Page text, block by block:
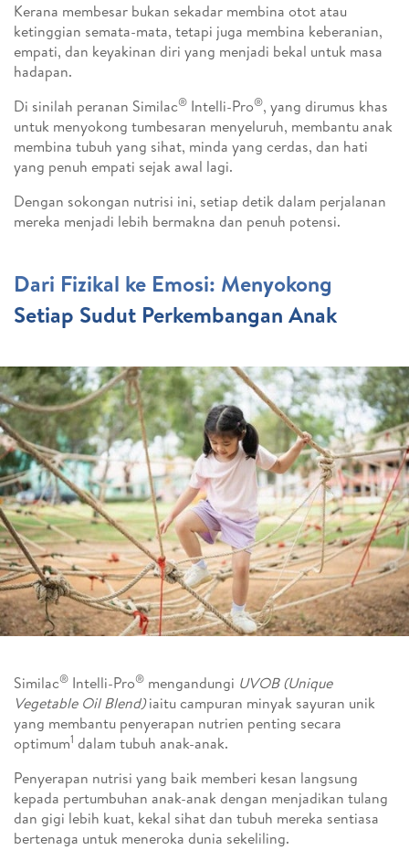
Kerana membesar bukan sekadar membina otot atau
ketinggian semata-mata, tetapi juga membina keberanian,
empati, dan keyakinan diri yang menjadi bekal untuk masa
hadapan.
Di sinilah peranan Similac® Intelli-Pro®, yang dirumus khas
untuk menyokong tumbesaran menyeluruh, membantu anak
membina tubuh yang sihat, minda yang cerdas, dan hati
yang penuh empati sejak awal lagi.
Dengan sokongan nutrisi ini, setiap detik dalam perjalanan
mereka menjadi lebih bermakna dan penuh potensi.
Dari Fizikal ke Emosi: Menyokong
Setiap Sudut Perkembangan Anak
Similac® Intelli-Pro® mengandungi UVOB (Unique
Vegetable Oil Blend)iaitu campuran minyak sayuran unik
yang membantu penyerapan nutrien penting secara
optimum1 dalam tubuh anak-anak.
Penyerapan nutrisi yang baik memberi kesan langsung
kepada pertumbuhan anak-anak dengan menjadikan tulang
dan gigi lebih kuat, kekal sihat dan tubuh mereka sentiasa
bertenaga untuk meneroka dunia sekeliling.